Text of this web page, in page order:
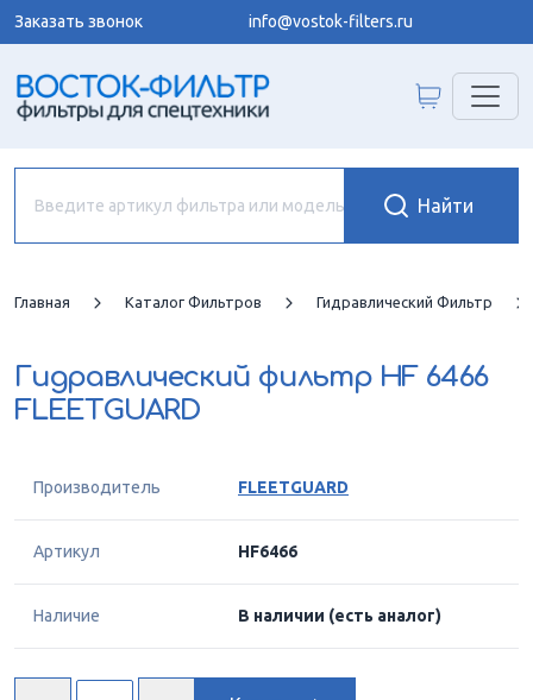
Заказать звонок info@vostok-filters.ru
Главная Каталог Фильтров Гидравлический Фильтр
Гидравлический фильтр HF 6466
FLEETGUARD
Производитель FLEETGUARD
Артикул HF6466
Наличие В наличии (есть аналог)